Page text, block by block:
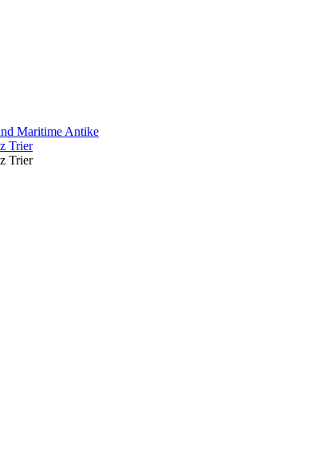
Maritime Antike
Trier
Trier